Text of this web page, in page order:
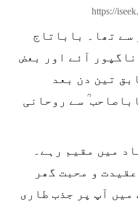
https://
سے تھا۔ باباتاج
آئے اور بعض
تین دن بعد
سے روحانی
میں مقیم رہے۔
و محبت گھر
آپ پر جذب طاری